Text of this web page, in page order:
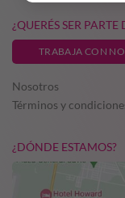
¿QUERÉS SER
TRABAJA CON
Nosotros
Términos y
¿DÓNDE ESTAMOS?